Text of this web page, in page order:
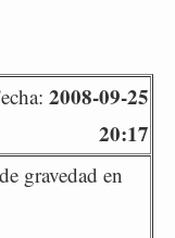
2008-09-25
20:17
gravedad en